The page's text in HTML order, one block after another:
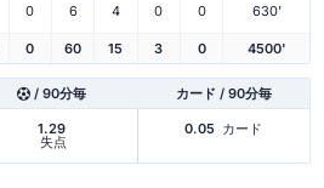
0 6 4 0 0 630'
0 60 15 3 0 4500'
/ 90分毎 カード / 90分毎
1.29
失点
0.05 カード